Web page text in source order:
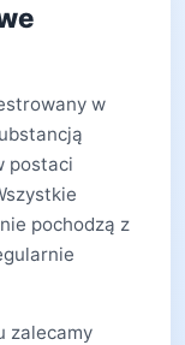
w
postaci
pochodzą z
zalecamy